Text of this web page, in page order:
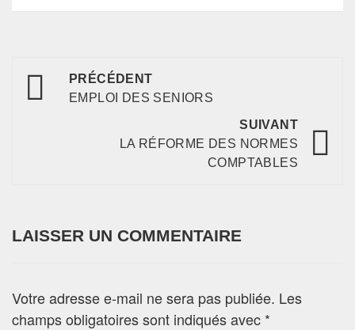
PRÉCÉDENT
EMPLOI DES SENIORS
SUIVANT
LA RÉFORME DES NORMES
COMPTABLES
LAISSER UN COMMENTAIRE
Votre adresse e-mail ne sera pas publiée. Les
champs obligatoires sont indiqués avec *